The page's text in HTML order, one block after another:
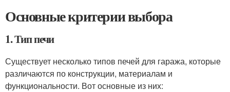
Основные критерии выбора
1. Тип печи
Существует несколько типов печей для гаража, которые
различаются по конструкции, материалам и
функциональности. Вот основные из них: